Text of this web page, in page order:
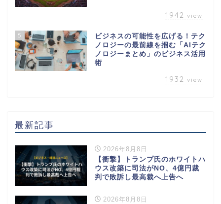
1942 view
5
ビジネスの可能性を広げる！テク
ノロジーの最前線を掴む「AIテク
ノロジーまとめ」のビジネス活用
術
1932 view
最新記事
2026年8月8日
【衝撃】トランプ氏のホワイトハ
ウス改築に司法がNO、4億円裁
判で敗訴し最高裁へ上告へ
2026年8月8日